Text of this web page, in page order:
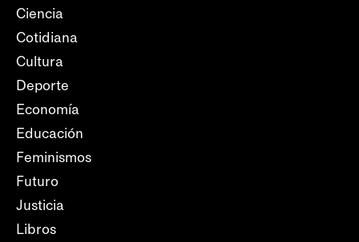
Ciencia
Cotidiana
Cultura
Deporte
Economía
Educación
Feminismos
Futuro
Justicia
Libros